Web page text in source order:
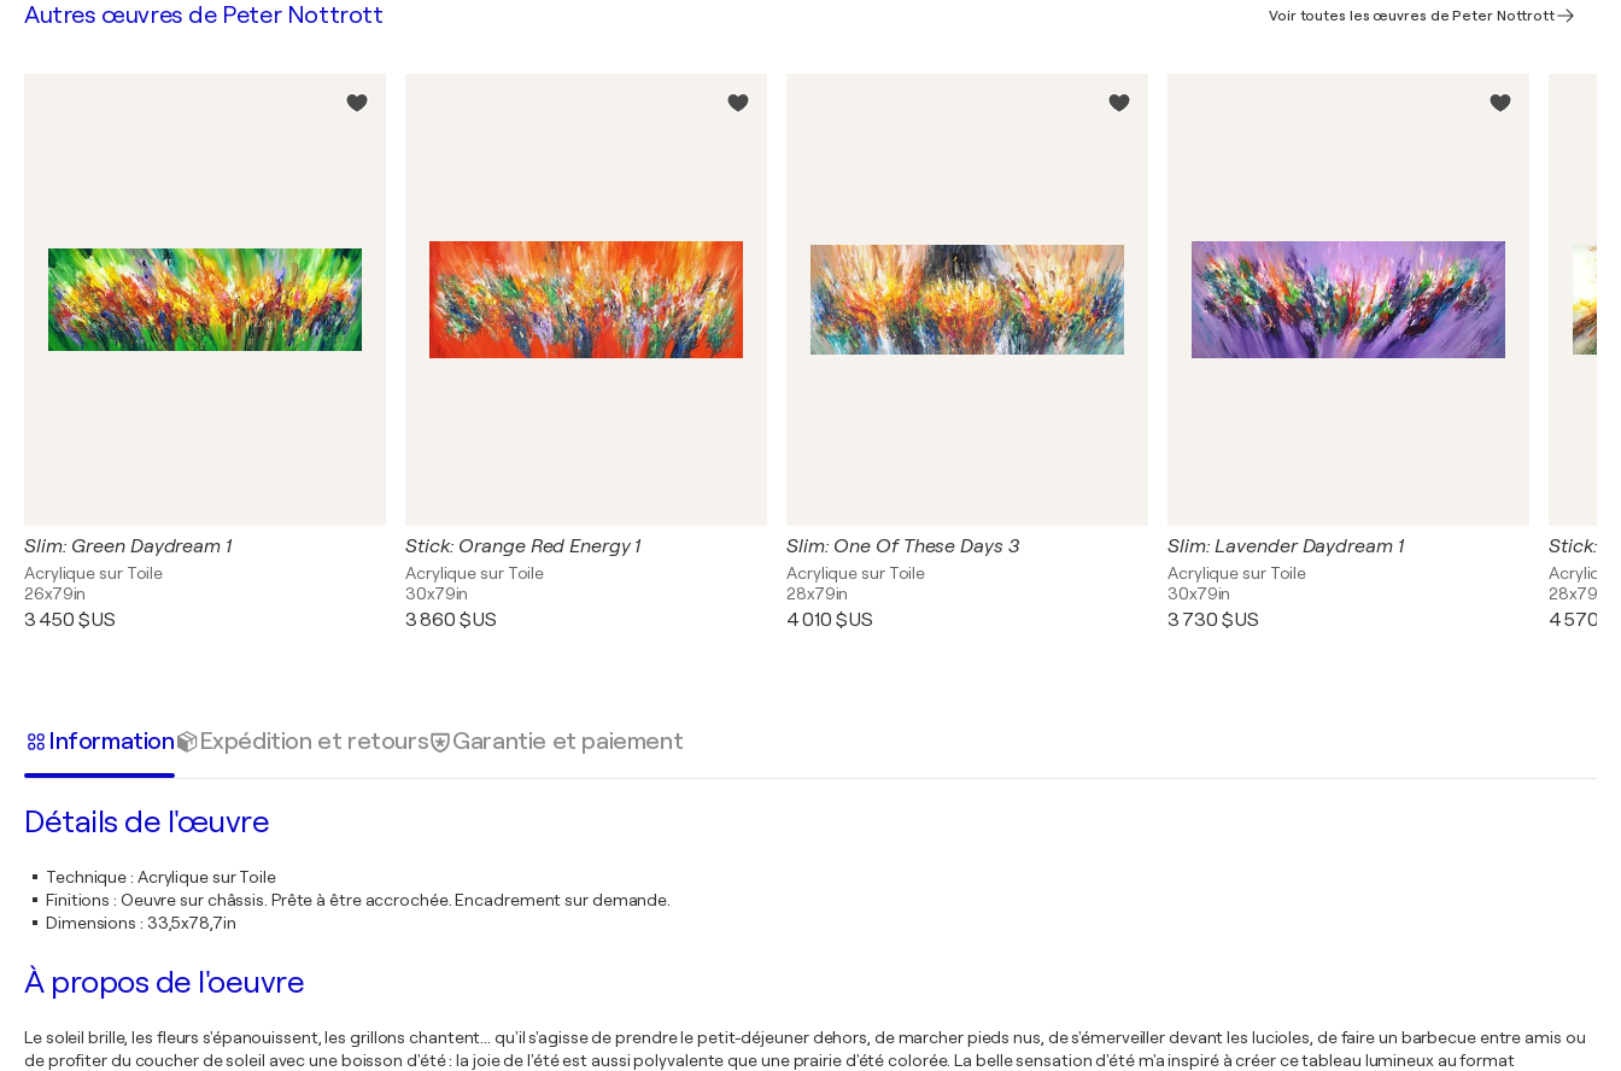
Autres œuvres de Peter Nottrott Voir toutes les œuvres de Peter Nottrott
Slim: Green Daydream 1
Acrylique sur Toile
26x79in
3 450 $US
Stick: Orange Red Energy 1
Acrylique sur Toile
30x79in
3 860 $US
Slim: One Of These Days 3
Acrylique sur Toile
28x79in
4 010 $US
Slim: Lavender Daydream 1
Acrylique sur Toile
30x79in
3 730 $US
Stick:
28x79in
4 570
Information Expédition et retours Garantie et paiement
Détails de l'œuvre
Technique: Acrylique sur Toile
Finitions : Oeuvre sur châssis. Prête à être accrochée. Encadrement sur demande.
Dimensions : 33,5x78,7in
À propos de l'oeuvre
Le soleil brille, les fleurs s'épanouissent, les grillons chantent... qu'il s'agisse de prendre le petit-déjeuner dehors, de marcher pieds nus, de s'émerveiller devant les lucioles, de faire un barbecue entre amis ou
de profiter du coucher de soleil avec une boisson d'été : la joie de l'été est aussi polyvalente que une prairie d'été colorée. La belle sensation d'été m'a inspiré à créer ce tableau lumineux au format